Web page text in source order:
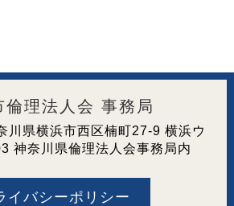
倫理法人会 事務局
川県横浜市西区楠町27-9 横浜ウ
神奈川県倫理法人会事務局内
イバシーポリシー